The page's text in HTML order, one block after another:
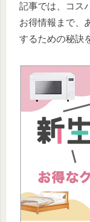
記事では、コス
お得情報まで、
するための秘訣